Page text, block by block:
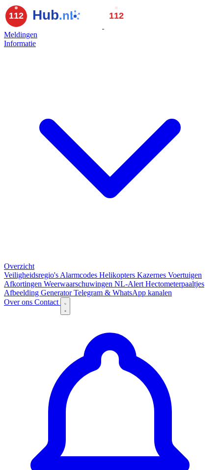
Meldingen
Informatie
Overzicht
Veiligheidsregio's Alarmcodes Helikopters Kazernes Voertuigen
Afkortingen Weerwaarschuwingen NL-Alert Hectometerpaaltjes
Afbeelding GeneratorTelegram & WhatsApp kanalen
Over ons Contact